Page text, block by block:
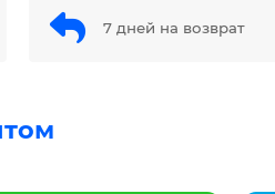
7 дней на возврат